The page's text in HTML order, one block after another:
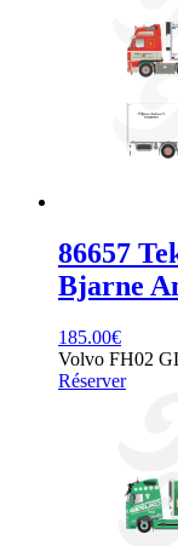
86657
Bjarne
185.00€
Volvo FH02
Réserver